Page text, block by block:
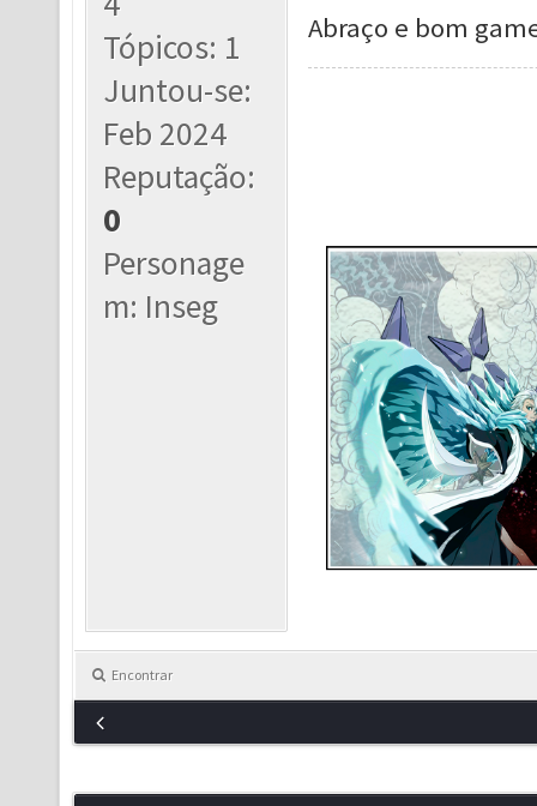
Tópicos: 1
Juntou-se:
Feb 2024
Reputação:
0
Personage
m: Inseg
Abraço e bom
Encontrar